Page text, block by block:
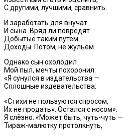
С другими, лучшими, сравнить.
И заработать для внучат
И сына. Вряд ли повредят
Добытые таким путём
Доходы. Потом, не жульём.
Однако сын охолодил
Мой пыл, мечты похоронил:
«Я сунулся в издательства —
Сплошные издевательства:
«Стихи не пользуются спросом,
Их не продать». Остался с носом».
Я слёзно: «Может быть, чуть-чуть —
Тираж-малютку протолкнуть,